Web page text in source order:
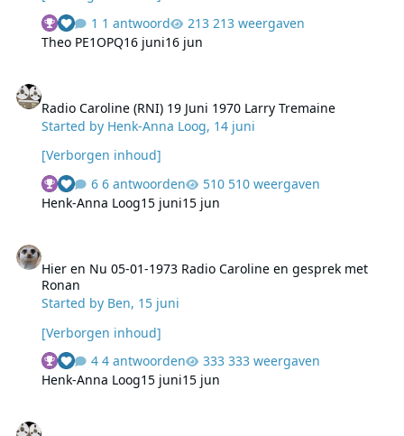
1 antwoord
213 weergaven
Theo PE1OPQ16 juni16 jun
Radio Caroline (RNI) 19 Juni 1970 Larry Tremaine
Started by Henk-Anna Loog, 14 juni
[Verborgen inhoud]
6 antwoorden
510 weergaven
Henk-Anna Loog15 juni15 jun
Hier en Nu 05-01-1973 Radio Caroline en gesprek met
Ronan
Started by Ben, 15 juni
[Verborgen inhoud]
4 antwoorden
333 weergaven
Henk-Anna Loog15 juni15 jun